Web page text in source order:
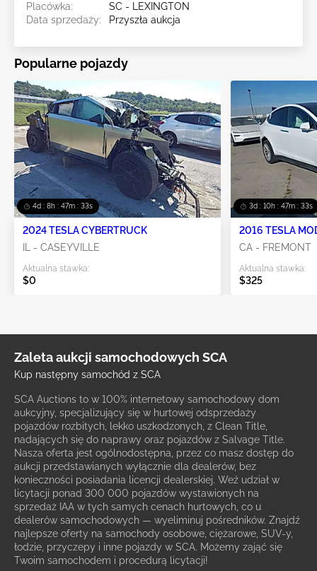
Placówka:
SC - LEXINGTON
Data sprzedaży:
Przyszła aukcja
Popularne pojazdy
4d : 8h : 47m : 31s
2024 TESLA CYBERTRUCK
IL - CASEYVILLE
Aktualna stawka:
$0
3d : 10h : 47m : 31s
2016 TESLA
CA - FREMONT
Aktualna stawka:
$325
Zaleta aukcji samochodowych SCA
Kup następny samochód z SCA
SCA Auctions to w 100% internetowy samochodowy dom
aukcyjny, specjalizujący się w hurtowej odsprzedaży
pojazdów rozbitych, lekko uszkodzonych, z Clean Title,
nadających się do naprawy oraz pojazdów z Salvage Title.
Nasza oferta jest ogólnodostępna, przez co masz dostęp do
aukcji przedstawianych wyłącznie dla dealerów, bez
konieczności posiadania licencji dealerskiej. Weź udział w
licytacji ponad 300 000 pojazdów wystawionych na
sprzedaż IAA w tych samych cenach hurtowych, co u
dealerów samochodowych — wyeliminuj pośredników. Znajdź
najlepsze oferty na samochody osobowe, ciężarowe, SUV-y,
łodzie, przyczepy i inne pojazdy w SCA. Możemy zająć się
Twoim samochodem i procedurą licytacji!